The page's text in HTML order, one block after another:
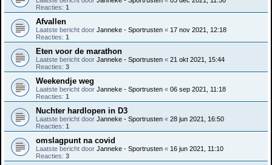
Reacties: 1
Afvallen
Laatste bericht door Janneke - Sportrusten « 17 nov 2021, 12:18
Reacties: 1
Eten voor de marathon
Laatste bericht door Janneke - Sportrusten « 21 okt 2021, 15:44
Reacties: 3
Weekendje weg
Laatste bericht door Janneke - Sportrusten « 06 sep 2021, 11:18
Reacties: 1
Nuchter hardlopen in D3
Laatste bericht door Janneke - Sportrusten « 28 jun 2021, 16:50
Reacties: 1
omslagpunt na covid
Laatste bericht door Janneke - Sportrusten « 16 jun 2021, 11:10
Reacties: 3